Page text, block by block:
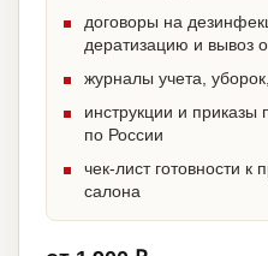
договоры на
дератизацию и вывоз
журналы учета,
инструкции и
по России
чек-лист готовности к
салона